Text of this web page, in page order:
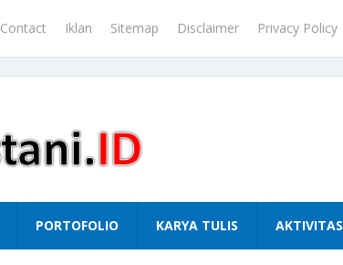
Contact Iklan Sitemap Disclaimer Privacy Policy
PORTOFOLIO KARYA TULIS AKTIVITAS